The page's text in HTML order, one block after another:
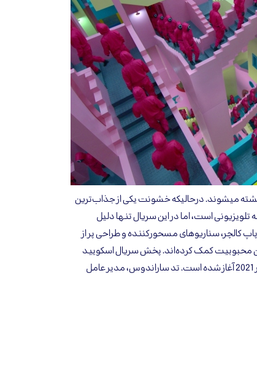
کشته میشوند. درحالیکه خشونت یکی از جذاب‌ترین
است، اما در این سریال تنها دلیل
کالچر، سناریوهای مسحورکننده و طراحی پر از
محبوبیت کمک کرده‌اند. پخش سریال اسکویید
گیم تولید شرکت نتفلیکس از ‌سپتامبر 2021 آغاز شده است. تد ساراندوس، مدیر عامل